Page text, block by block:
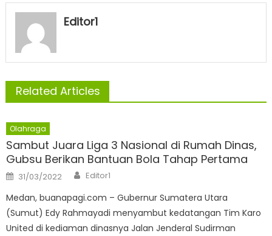
Editor1
Related Articles
Olahraga
Sambut Juara Liga 3 Nasional di Rumah Dinas,
Gubsu Berikan Bantuan Bola Tahap Pertama
Posted
on
31/03/2022 Author
Editor1
Medan, buanapagi.com – Gubernur Sumatera Utara
(Sumut) Edy Rahmayadi menyambut kedatangan Tim Karo
United di kediaman dinasnya Jalan Jenderal Sudirman